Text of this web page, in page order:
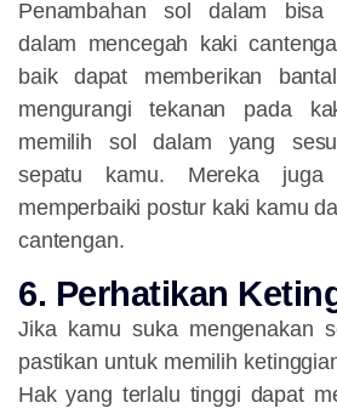
Penambahan sol dalam bisa
dalam mencegah kaki
baik dapat memberikan
mengurangi tekanan pada
memilih sol dalam yang
sepatu kamu. Mereka juga
memperbaiki postur kaki kamu
cantengan.
6. Perhatikan
Jika kamu suka mengenakan
pastikan untuk memilih
Hak yang terlalu tinggi dapat